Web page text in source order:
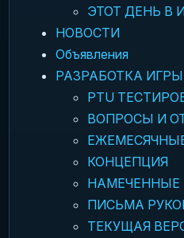
ЭТОТ ДЕНЬ В
НОВОСТИ
Объявления
РАЗРАБОТКА ИГРЫ
PTU
ВОПРОСЫ И
КОНЦЕПЦИЯ
НАМЕЧЕННЫЕ
ПИСЬМА
ТЕКУЩАЯ